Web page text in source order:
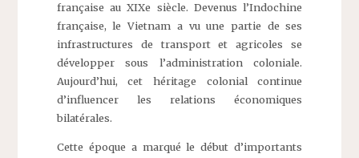
française au XIXe siècle. Devenus l’Indochine
française, le Vietnam a vu une partie de ses
infrastructures de transport et agricoles se
développer sous l’administration coloniale.
Aujourd’hui, cet héritage colonial continue
d’influencer les relations économiques
bilatérales.
Cette époque a marqué le début d’importants